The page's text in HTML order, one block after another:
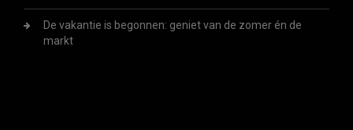
De vakantie is begonnen: geniet van de zomer én de
markt